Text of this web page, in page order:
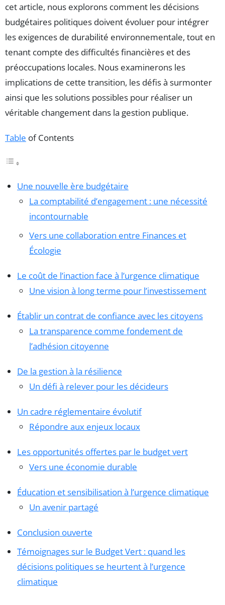
cet article, nous explorons comment les décisions
budgétaires politiques doivent évoluer pour intégrer
les exigences de durabilité environnementale, tout en
tenant compte des difficultés financières et des
préoccupations locales. Nous examinerons les
implications de cette transition, les défis à surmonter
ainsi que les solutions possibles pour réaliser un
véritable changement dans la gestion publique.
Table of Contents
Une nouvelle ère budgétaire
La comptabilité d’engagement : une nécessité
incontournable
Vers une collaboration entre Finances et
Écologie
Le coût de l’inaction face à l’urgence climatique
Une vision à long terme pour l’investissement
Établir un contrat de confiance avec les citoyens
La transparence comme fondement de
l’adhésion citoyenne
De la gestion à la résilience
Un défi à relever pour les décideurs
Un cadre réglementaire évolutif
Répondre aux enjeux locaux
Les opportunités offertes par le budget vert
Vers une économie durable
Éducation et sensibilisation à l’urgence climatique
Un avenir partagé
Conclusion ouverte
Témoignages sur le Budget Vert : quand les
décisions politiques se heurtent à l’urgence
climatique